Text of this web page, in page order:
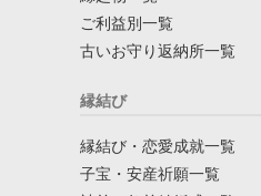
ご利益別一覧
古いお守り返納所一覧
縁結び
縁結び・恋愛成就一覧
子宝・安産祈願一覧